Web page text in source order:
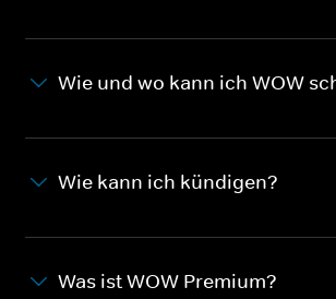
Wie und wo kann ich WOW
Wie kann ich kündigen?
Was ist WOW Premium?